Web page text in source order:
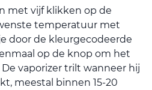
met vijf klikken op de
temperatuur met
door de kleurgecodeerde
op de knop om het
vaporizer trilt wanneer hij
meestal binnen 15-20